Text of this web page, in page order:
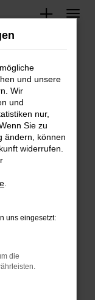
können:
deine
einem
und unsere
Wir
und
nur,
Sie zu
ändern, können
widerrufen.
uns eingesetzt:
die